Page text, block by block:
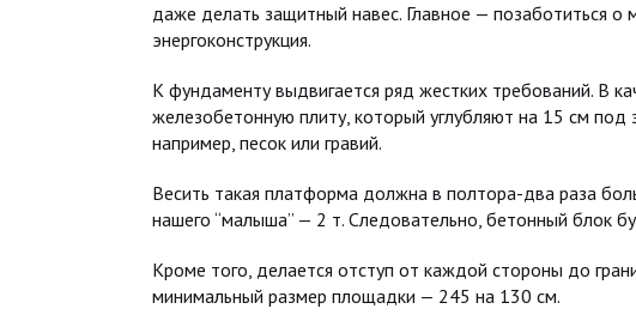
даже делать защитный навес. Главное — позаботиться о
энергоконструкция.
К фундаменту выдвигается ряд жестких требований. В
железобетонную плиту, который углубляют на 15 см под
например, песок или гравий.
Весить такая платформа должна в полтора-два раза
нашего “малыша” — 2 т. Следовательно, бетонный блок
Кроме того, делается отступ от каждой стороны до
минимальный размер площадки — 245 на 130 см.